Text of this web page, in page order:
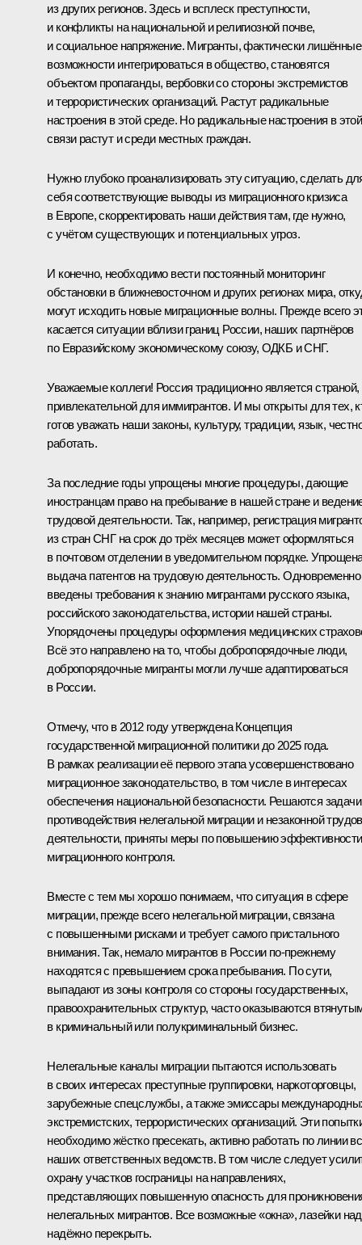
из других регионов. Здесь и всплеск преступности,
и конфликты на национальной и религиозной почве,
и социальное напряжение. Мигранты, фактически лишённые
возможности интегрироваться в общество, становятся
объектом пропаганды, вербовки со стороны экстремистов
и террористических организаций. Растут радикальные
настроения в этой среде. Но радикальные настроения в этой
связи растут и среди местных граждан.
Нужно глубоко проанализировать эту ситуацию, сделать
себя соответствующие выводы из миграционного кризиса
в Европе, скорректировать наши действия там, где нужно,
с учётом существующих и потенциальных угроз.
И конечно, необходимо вести постоянный мониторинг
обстановки в ближневосточном и других регионах мира,
могут исходить новые миграционные волны. Прежде всего
касается ситуации вблизи границ России, наших партнёров
по Евразийскому экономическому союзу, ОДКБ и СНГ.
Уважаемые коллеги! Россия традиционно является страной,
привлекательной для иммигрантов. И мы открыты для тех,
готов уважать наши законы, культуру, традиции, язык,
работать.
За последние годы упрощены многие процедуры, дающие
иностранцам право на пребывание в нашей стране и
трудовой деятельности. Так, например, регистрация
из стран СНГ на срок до трёх месяцев может оформляться
в почтовом отделении в уведомительном порядке.
выдача патентов на трудовую деятельность. Одновременно
введены требования к знанию мигрантами русского языка,
российского законодательства, истории нашей страны.
Упорядочены процедуры оформления медицинских
Всё это направлено на то, чтобы добропорядочные люди,
добропорядочные мигранты могли лучше адаптироваться
в России.
Отмечу, что в 2012 году утверждена Концепция
государственной миграционной политики до 2025 года.
В рамках реализации её первого этапа усовершенствовано
миграционное законодательство, в том числе в интересах
обеспечения национальной безопасности. Решаются задачи
противодействия нелегальной миграции и незаконной
деятельности, приняты меры по повышению эффективности
миграционного контроля.
Вместе с тем мы хорошо понимаем, что ситуация в сфере
миграции, прежде всего нелегальной миграции, связана
с повышенными рисками и требует самого пристального
внимания. Так, немало мигрантов в России по‑прежнему
находятся с превышением срока пребывания. По сути,
выпадают из зоны контроля со стороны государственных,
правоохранительных структур, часто оказываются
в криминальный или полукриминальный бизнес.
Нелегальные каналы миграции пытаются использовать
в своих интересах преступные группировки, наркоторговцы,
зарубежные спецслужбы, а также эмиссары
экстремистских, террористических организаций. Эти
необходимо жёстко пресекать, активно работать по линии
наших ответственных ведомств. В том числе следует
охрану участков госграницы на направлениях,
представляющих повышенную опасность для
нелегальных мигрантов. Все возможные «окна», лазейки
надёжно перекрыть.